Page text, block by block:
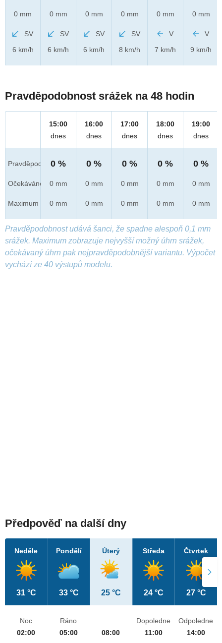
0 mm
SV
6 km/h
0 mm
SV
6 km/h
0 mm
SV
6 km/h
0 mm
SV
8 km/h
0 mm
V
7 km/h
0 mm
V
9 km/h
Pravděpodobnost srážek na 48 hodin
Pravděpod.
Očekáváno
Maximum
15:00
dnes
0 %
0 mm
0 mm
16:00
dnes
0 %
0 mm
0 mm
17:00
dnes
0 %
0 mm
0 mm
18:00
dnes
0 %
0 mm
0 mm
19:00
dnes
0 %
0 mm
0 mm
Pravděpodobnost udává šanci, že spadne alespoň 0,1 mm
srážek. Maximum zobrazuje nejvyšší možný úhrn srážek,
očekávaný úhrn pak nejpravděpodobnější variantu. Výpočet
vychází ze 40 výstupů modelu.
Předpověď na další dny
Neděle
31 °C
Pondělí
33 °C
Úterý
25 °C
Středa
24 °C
Čtvrtek
27 °C
Noc
02:00
Ráno
05:00
08:00
Dopoledne
11:00
Odpoledne
14:00